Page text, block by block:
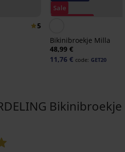
5
Sale
Bikinibroekje Milla
48,99 €
11,76 € code: GET20
Bikinibroekje